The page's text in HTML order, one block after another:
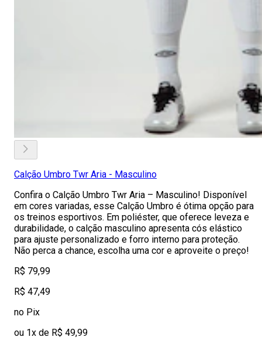
Calção Umbro Twr Aria - Masculino
Confira o Calção Umbro Twr Aria – Masculino! Disponível
em cores variadas, esse Calção Umbro é ótima opção para
os treinos esportivos. Em poliéster, que oferece leveza e
durabilidade, o calção masculino apresenta cós elástico
para ajuste personalizado e forro interno para proteção.
Não perca a chance, escolha uma cor e aproveite o preço!
R$ 79,99
R$ 47,49
no Pix
ou 1x de R$ 49,99